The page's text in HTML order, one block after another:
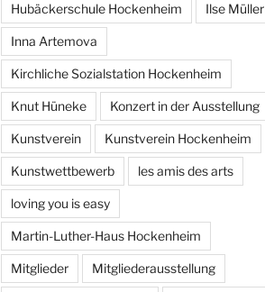
Hubäckerschule Hockenheim Ilse Müller
Inna Artemova
Kirchliche Sozialstation Hockenheim
Knut Hüneke Konzert in der Ausstellung
Kunstverein Kunstverein Hockenheim
Kunstwettbewerb les amis des arts
loving you is easy
Martin-Luther-Haus Hockenheim
Mitglieder Mitgliederausstellung